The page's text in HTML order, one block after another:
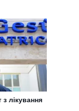
лікування